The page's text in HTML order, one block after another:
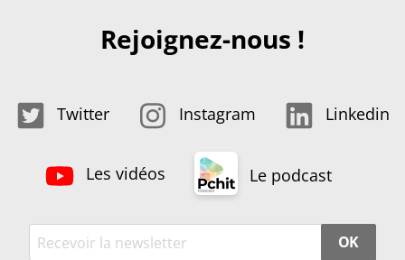
Rejoignez-nous !
Twitter Instagram Linkedin
Les vidéos Le podcast
OK